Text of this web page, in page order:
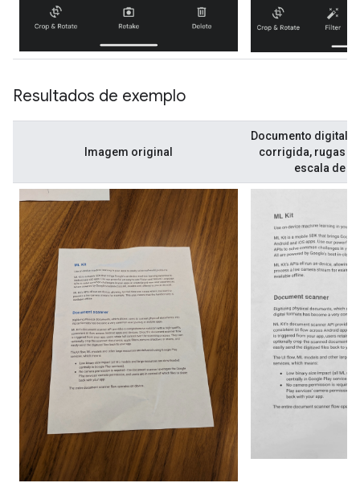
Resultados de exemplo
Imagem original
Documento
corrigida, rugas
escala de